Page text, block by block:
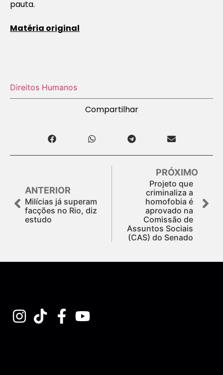
pauta.
Matéria original
Direitos Humanos
Compartilhar
ANTERIOR
Milícias já superam
facções no Rio, diz
estudo
PRÓXIMO
Projeto que
criminaliza a
homofobia é
aprovado na
Comissão de
Assuntos Sociais
(CAS) do Senado